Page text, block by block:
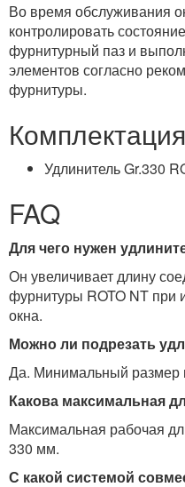
Во время обслуживания
контролировать
фурнитурный паз и
элементов согласно
фурнитуры.
Комплектация
Удлинитель Gr.330
FAQ
Для чего нужен
Он увеличивает длину
фурнитуры ROTO NT при
окна.
Можно ли подрезать
Да. Минимальный размер
Какова максимальная
Максимальная рабочая
330 мм.
С какой системой